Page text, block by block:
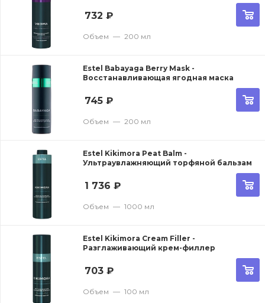
732 ₽
Объем — 200 мл
Estel Babayaga Berry Mask -
Восстанавливающая ягодная маска
745 ₽
Объем — 200 мл
Estel Kikimora Peat Balm -
Ультраувлажняющий торфяной бальзам
1 736 ₽
Объем — 1000 мл
Estel Kikimora Cream Filler -
Разглаживающий крем-филлер
703 ₽
Объем — 100 мл